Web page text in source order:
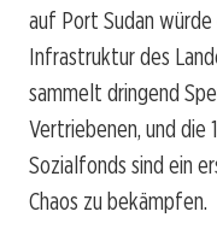
auf Port Sudan
Infrastruktur des
sammelt dringend
Vertriebenen, und die
Sozialfonds sind ein
Chaos zu bekämpfen.